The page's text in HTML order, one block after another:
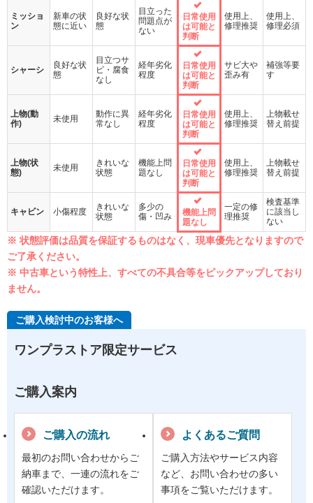
ミッショ
ン
新車の状
態に近い
良好な状
態
目立った
問題点が
ない
日常使用
は可能と
判断
使用上、
修理推奨
使用上、
修理必須
シャーシ
良好な状
態
目立つサ
ビ・腐食
なし
経年劣化
程度
日常使用
は可能と
判断
サビ大や
歪み有
補強等要
す
上物(動
作)
未使用
動作に異
常なし
経年劣化
程度
日常使用
は可能と
判断
使用上、
修理推奨
上物載せ
替え前提
上物(状
態)
未使用
きれいな
状態
機能上問
題なし
日常使用
は可能と
判断
使用上、
修理推奨
上物載せ
替え前提
キャビン 小傷程度
きれいな
状態
多少の
傷・凹み
機能上問
題なし
一定の修
理推奨
検査基準
に該当し
ない
※ 状態評価は品質を保証するものはなく、現車優先となりますので
ご了承ください。
※ 中古車という特性上、すべての不具合等をピックアップしており
ません。
ご購入検討中のお客様へ
ワンプラストア限定サービス
ご購入案内
ご購入の流れ
最初のお問い合わせからご
納車まで、一連の流れをご
確認いただけます。
よくあるご質問
ご購入方法やサービス内容
など、お問い合わせの多い
事項をご覧いただけます。